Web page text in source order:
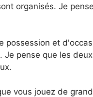
organisés. Je
possession et
pense que les
vous jouez de